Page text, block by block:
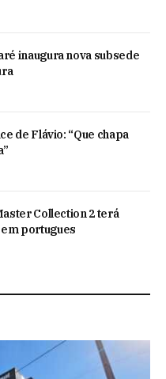
inaugura nova subsede
de Flávio: “Que chapa
Collection 2 terá
portugues